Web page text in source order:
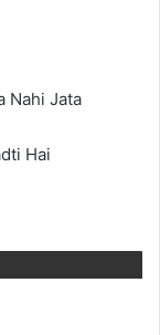
Nahi Jata
Hai